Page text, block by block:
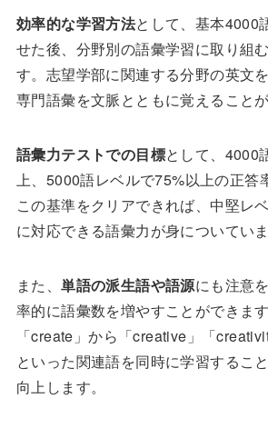
効率的な学習方法として、基本4000
せた後、分野別の語彙学習に取り組
す。志望学部に関連する分野の英文
専門語彙を文脈とともに覚えることが
語彙力テストでの目標として、4000
上、5000語レベルで75%以上の正答
この基準をクリアできれば、中堅レ
に対応できる語彙力が身についていま
また、単語の派生語や語源にも注意
率的に語彙数を増やすことができま
「create」から「creative」「
といった関連語を同時に学習するこ
向上します。